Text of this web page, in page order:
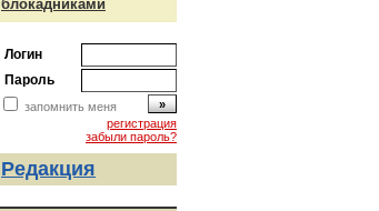
блокадниками
Логин
Пароль
запомнить меня
регистрация
забыли пароль?
Редакция